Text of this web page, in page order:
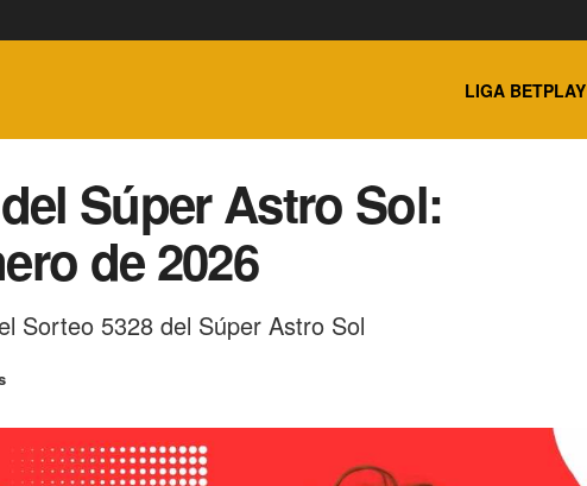
LIGA BETPLAY
Súper Astro Sol:
de 2026
Sorteo 5328 del Súper Astro Sol